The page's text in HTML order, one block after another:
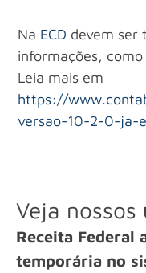
Na ECD devem ser
informações,
Leia mais em
https://
versao-10-2-0-ja-
Veja nossos
Receita Federal
temporária no